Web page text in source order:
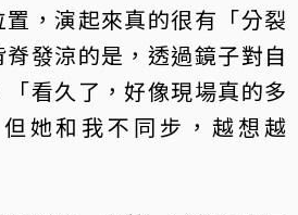
，演起來真的很有「分裂
發涼的是，透過鏡子對自
看久了，好像現場真的多
她和我不同步，越想越